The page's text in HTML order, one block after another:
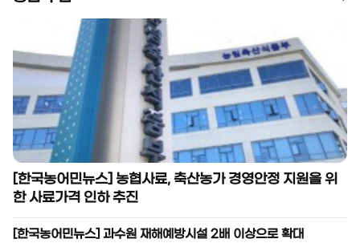
[한국농어민뉴스] 농협사료, 축산농가 경영안정 지원을 위
한 사료가격 인하 추진
[한국농어민뉴스] 과수원 재해예방시설 2배 이상으로 확대